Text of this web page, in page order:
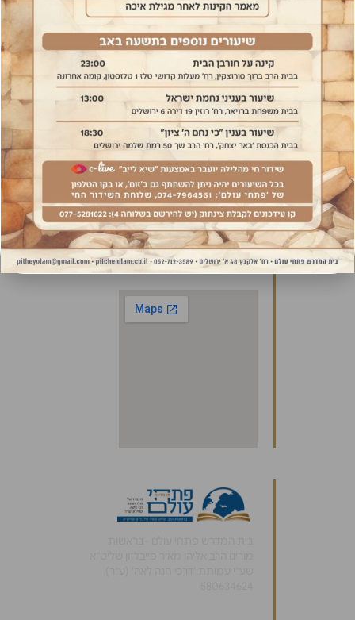
פרשת שבוע
תהילים
יהדות
מועדים וזמנים
אוצר הספרים
קול הלשון
כללי
צור קשר
שאל את הרב
הצטרף לניוזלטר
להשתתפות בהוצאות